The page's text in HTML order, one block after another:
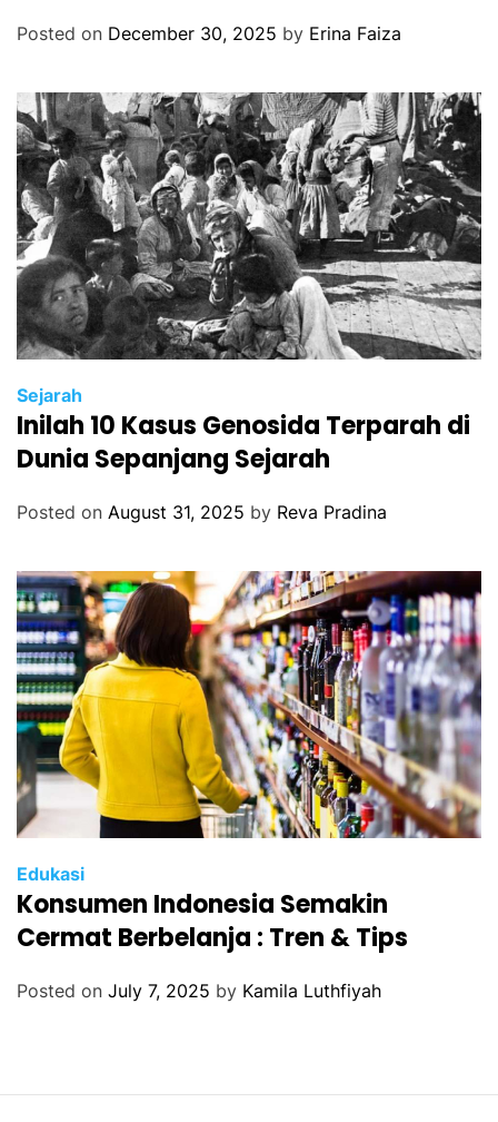
Posted on December 30, 2025 by Erina Faiza
Sejarah
Inilah 10 Kasus Genosida Terparah di
Dunia Sepanjang Sejarah
Posted on August 31, 2025 by Reva Pradina
Edukasi
Konsumen Indonesia Semakin
Cermat Berbelanja : Tren & Tips
Posted on July 7, 2025 by Kamila Luthfiyah